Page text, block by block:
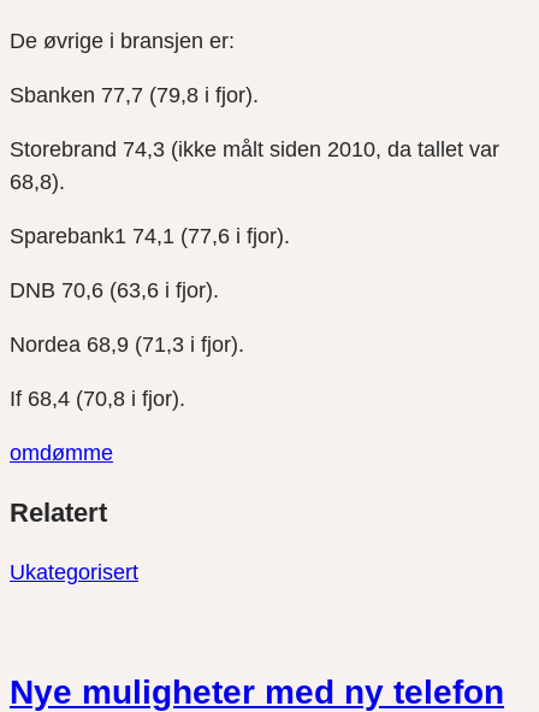
De øvrige i bransjen er:
Sbanken 77,7 (79,8 i fjor).
Storebrand 74,3 (ikke målt siden 2010, da tallet var
68,8).
Sparebank1 74,1 (77,6 i fjor).
DNB 70,6 (63,6 i fjor).
Nordea 68,9 (71,3 i fjor).
If 68,4 (70,8 i fjor).
omdømme
link
på
på
Relatert
Ukategorisert
Nye muligheter med ny telefon